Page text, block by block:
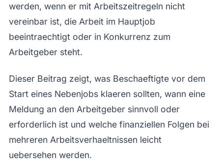
werden, wenn er mit Arbeitszeitregeln nicht
vereinbar ist, die Arbeit im Hauptjob
beeintraechtigt oder in Konkurrenz zum
Arbeitgeber steht.
Dieser Beitrag zeigt, was Beschaeftigte vor dem
Start eines Nebenjobs klaeren sollten, wann eine
Meldung an den Arbeitgeber sinnvoll oder
erforderlich ist und welche finanziellen Folgen bei
mehreren Arbeitsverhaeltnissen leicht
uebersehen werden.